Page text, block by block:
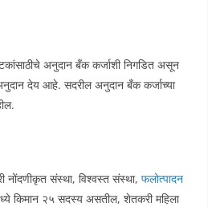
अनुदान बँक कर्जाशी निगडित असून
देय आहे. सदरील अनुदान बँक कर्जाच्या
नोंदणीकृत संस्था, विश्वस्त संस्था, फलोत्पादन
किमान २५ सदस्य असतील, शेतकरी महिला